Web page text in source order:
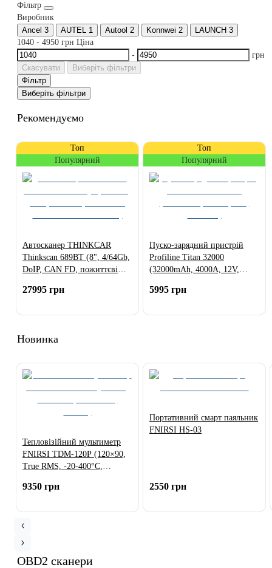
Фільтр
Виробник
Ancel 3 AUTEL 1 Autool 2 Konnwei 2 LAUNCH 3
1040 - 4950 грн Ціна
-
грн
Скасувати
Виберіть фільтри
Фільтр
Виберіть фільтри
Рекомендуємо
Топ
Популярний
Автосканер THINKCAR
Thinkscan 689BT (8", 4/64Gb,
DoIP, CAN FD, пожиттєві
27995 грн
Топ
Популярний
Пуско-зарядний пристрій
Profiline Titan 32000
(32000mAh, 4000А, 12V,
5995 грн
Новинка
Тепловізійний мультиметр
FNIRSI TDM-120P (120×90,
True RMS, -20-400°C,
9350 грн
Портативний смарт паяльник
FNIRSI HS-03
2550 грн
OBD2 сканери